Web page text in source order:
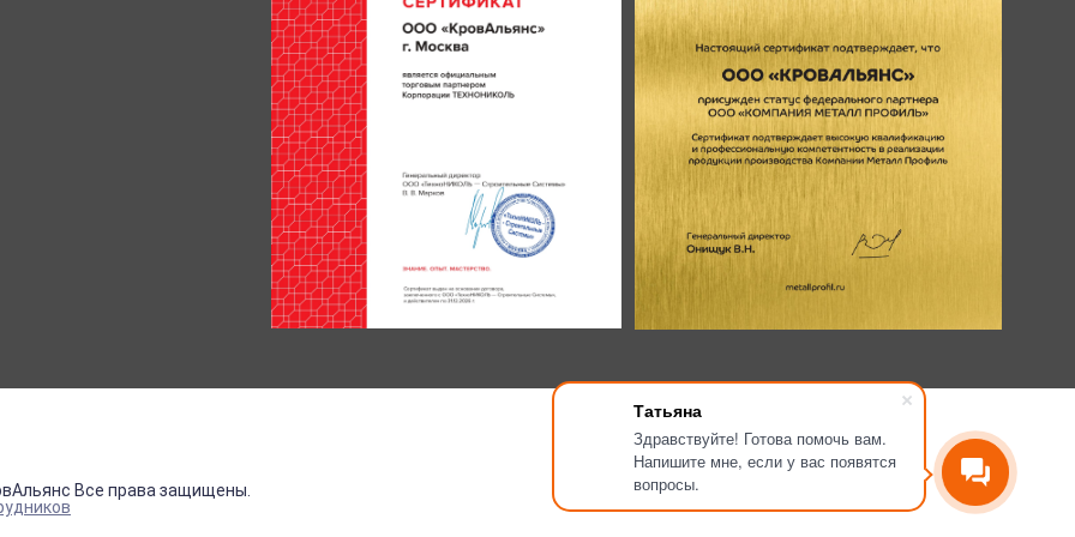
Татьяна
Здравствуйте! Готова помочь вам.
Напишите мне, если у вас появятся
вопросы.
Все права защищены.